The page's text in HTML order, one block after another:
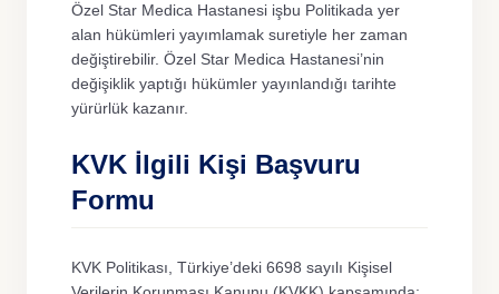
Özel Star Medica Hastanesi işbu Politikada yer
alan hükümleri yayımlamak suretiyle her zaman
değiştirebilir. Özel Star Medica Hastanesi’nin
değişiklik yaptığı hükümler yayınlandığı tarihte
yürürlük kazanır.
KVK İlgili Kişi Başvuru
Formu
KVK Politikası, Türkiye’deki 6698 sayılı Kişisel